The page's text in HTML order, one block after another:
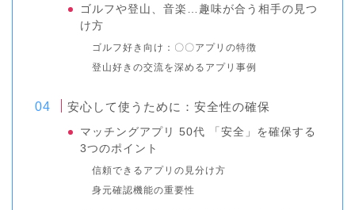
ゴルフや登山、音楽…趣味が合う相手の見つ
け方
ゴルフ好き向け：〇〇アプリの特徴
登山好きの交流を深めるアプリ事例
安心して使うために：安全性の確保
マッチングアプリ 50代 「安全」を確保する
3つのポイント
信頼できるアプリの見分け方
身元確認機能の重要性